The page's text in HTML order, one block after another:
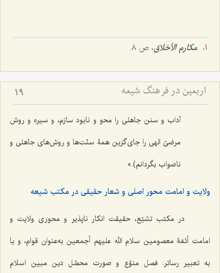
مکارم الأخلاق، ص ٨.
اربعین در فرهنگ شیعه 19
آداب و سنن جاهلی را محو و نابود سازم، و سیره و روش
مرضیّ الهی را جای‌گزین همۀ‌ سنّت‌ها و روش‌های جاهلی و
ناصواب بگردانم).»
ولایت و امامت محور اصلی و شعار حقیقی در مکتب شیعه
در مکتب تشیّع، حقیقت انکار ناپذیر و محوری ولایت و
امامت أئمّۀ معصومین سلام الله علیهم أجمعین به‌عنوان قوام، و یا
به تعبیر رساتر: فصل منوِّع و صورت محصِّل دین مبین اسلام